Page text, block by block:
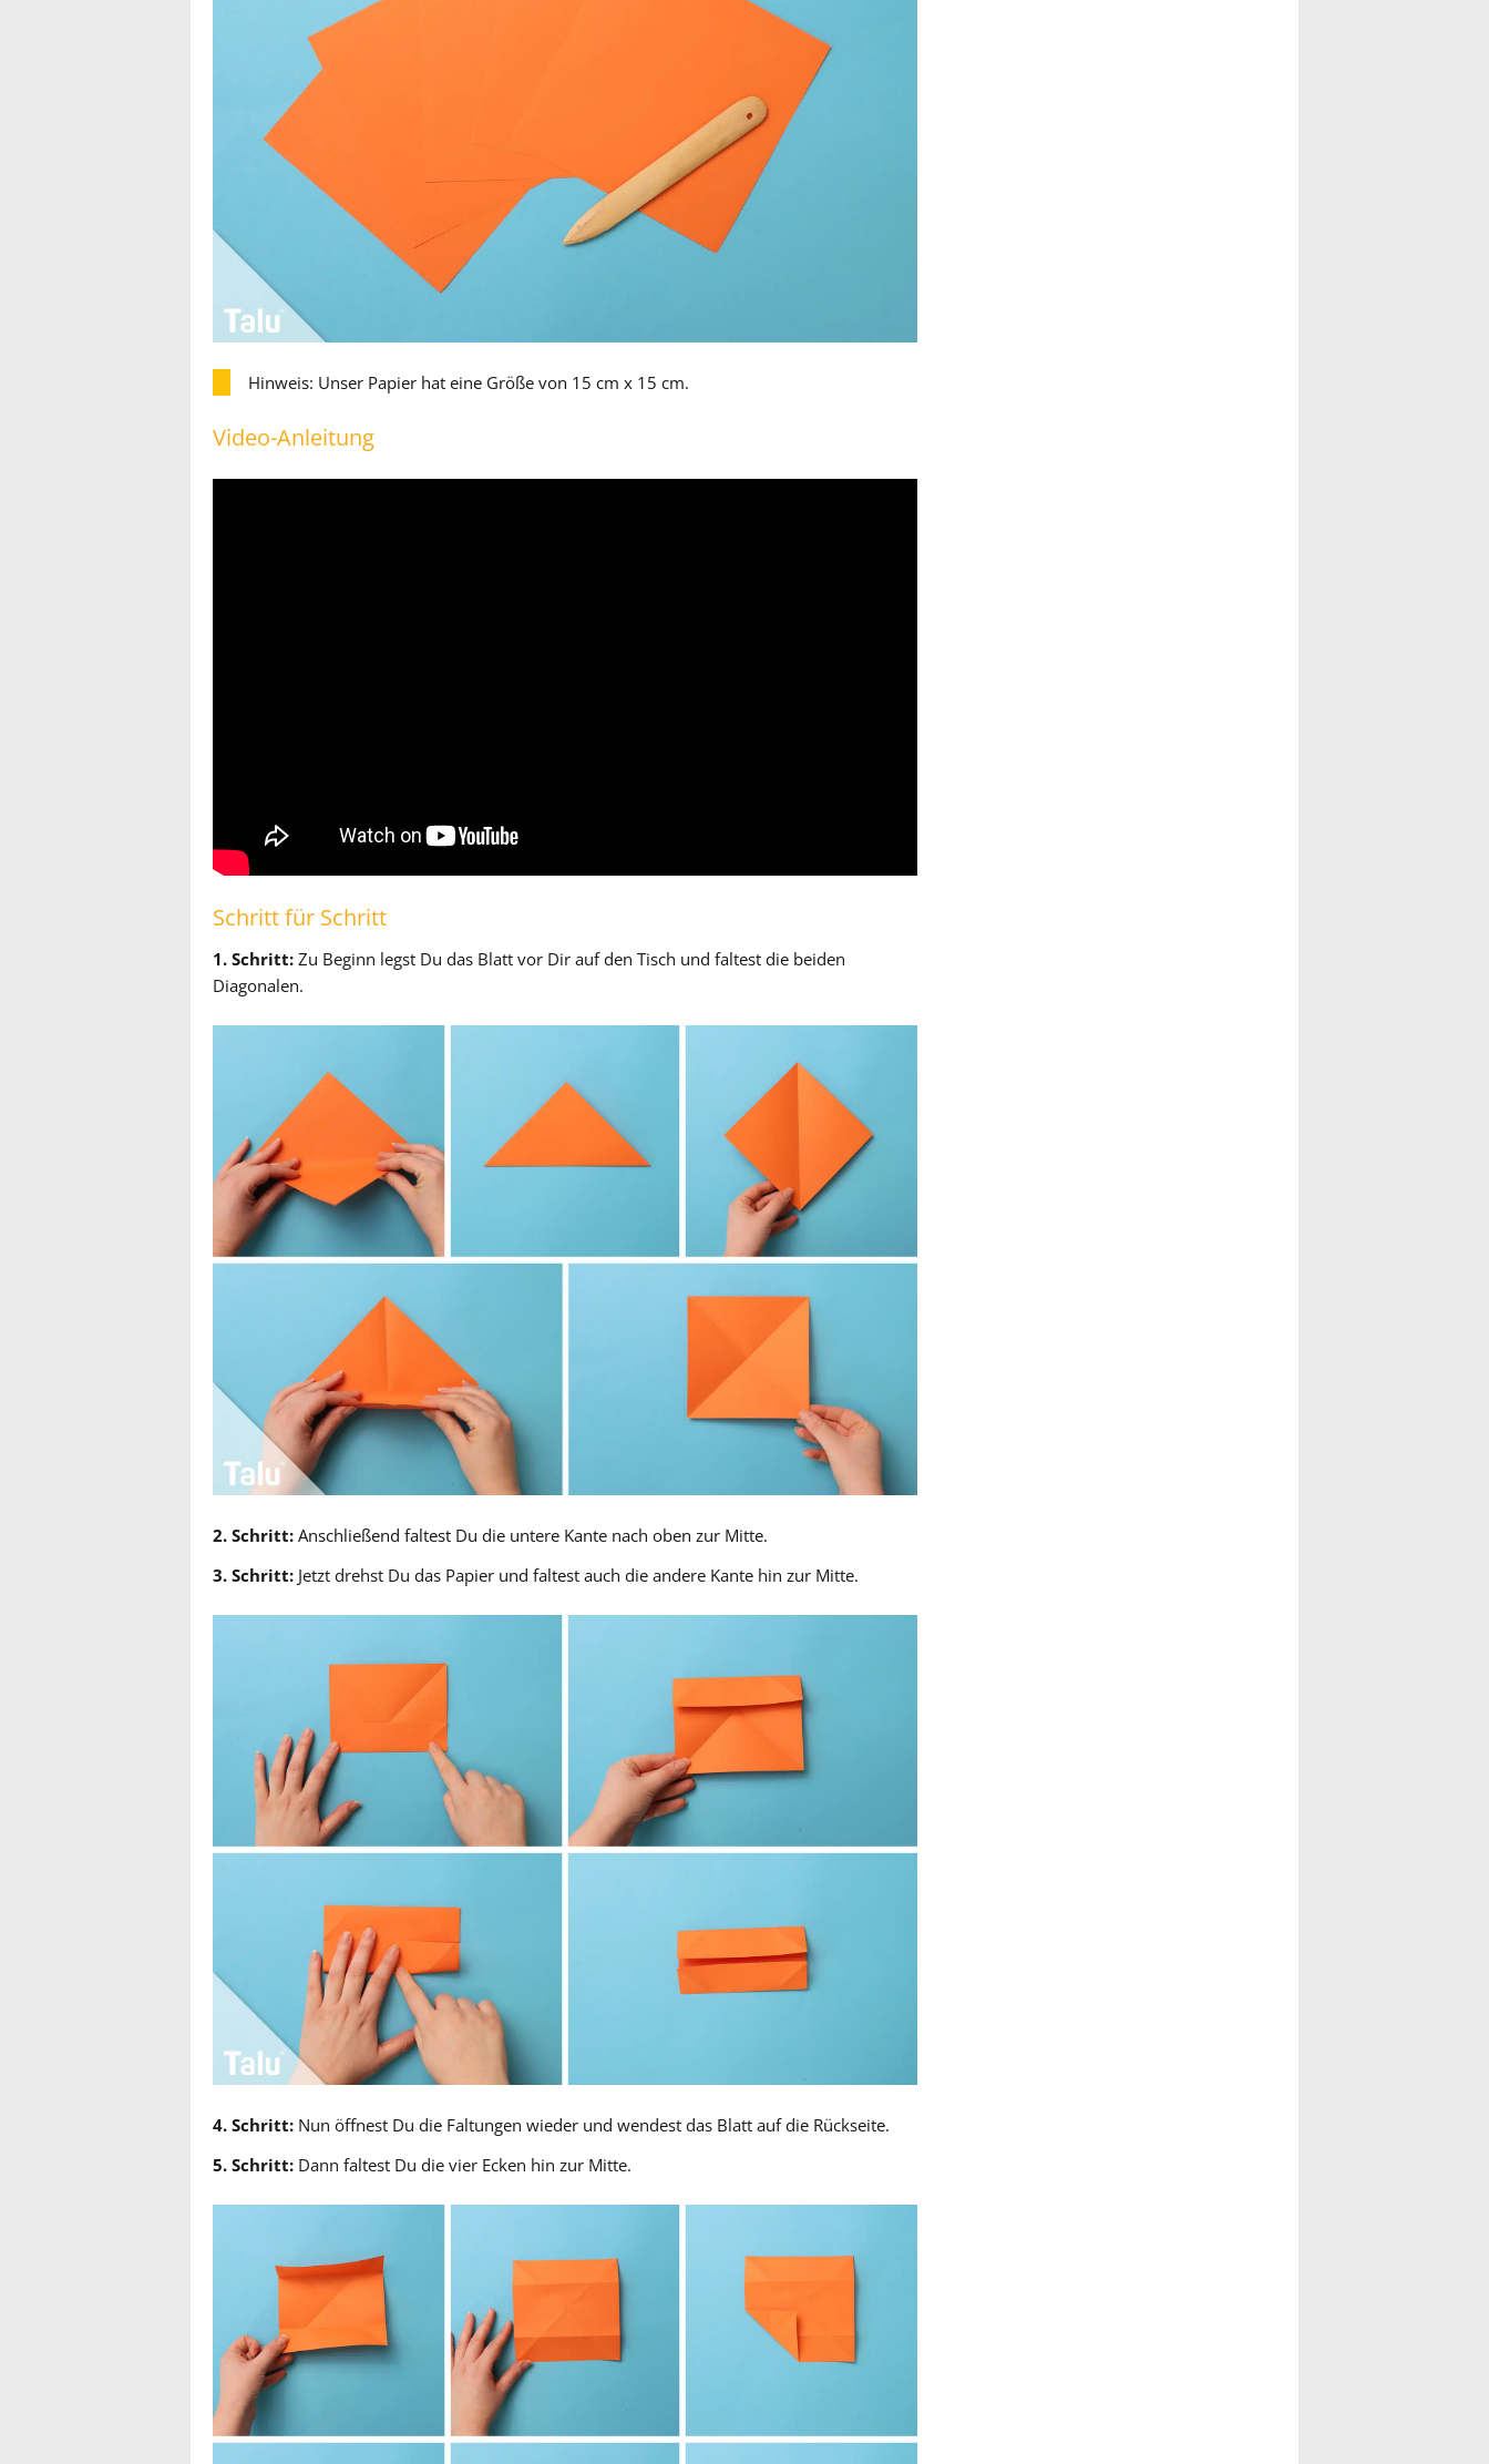
Hinweis: Unser Papier hat eine Größe von 15 cm x 15 cm.
Video-Anleitung
Schritt für Schritt
1. Schritt: Zu Beginn legst Du das Blatt vor Dir auf den Tisch und faltest die beiden
Diagonalen.
2. Schritt: Anschließend faltest Du die untere Kante nach oben zur Mitte.
3. Schritt: Jetzt drehst Du das Papier und faltest auch die andere Kante hin zur Mitte.
4. Schritt: Nun öffnest Du die Faltungen wieder und wendest das Blatt auf die Rückseite.
5. Schritt: Dann faltest Du die vier Ecken hin zur Mitte.